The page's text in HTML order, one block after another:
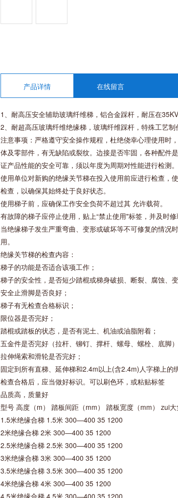
产品详情 在线留言
1、耐高压安全辅助玻璃纤维梯，铝合金踩杆，耐压在
2、耐超高压玻璃纤维绝缘梯，玻璃纤维踩杆，特殊工艺制
注意事项：严格遵守安全操作规程，杜绝侥幸心理使用时
体及零部件，有无缺陷或裂纹。边接是否牢固，各种配件
证产品性能的安全可靠，须以年度为周期对性能进行检测。
使用单位对新购的绝缘关节梯在投入使用前应进行检查，
检查，以确保其始终处于良好状态。
使用梯子前，应确保工作安全负荷不超过其 允许载荷。
有故障的梯子应停止使用，贴上“禁止使用"标签，并及时修
当绝缘梯子发生严重弯曲、变形或破坏等不可修复的情况
用。
绝缘关节梯的检查内容：
梯子的功能是否适合该项工作；
梯子的安全性，是否短少踏棍或梯身破损、断裂、腐蚀、
安全止滑脚是否良好；
梯子有无检查合格标识；
限位器是否完好；
踏棍或踏板的状态，是否有泥土、机油或油脂附着；
五金件是否完好（拉杆、铆钉、撑杆、螺母、螺栓、底脚）
拉伸绳索和滑轮是否完好；
固定到所有直梯、延伸梯和2.4m以上(含2.4m)人字梯上的
检查合格后，应当做好标识。可以刷色环，或粘贴标签
品质高，质量好
型号 高度（m） 踏板间距（mm） 踏板宽度（mm） zui大
1.5米绝缘合梯 1.5米 300—400 35 1200
2米绝缘合梯 2米 300—400 35 1200
2.5米绝缘合梯 2.5米 300—400 35 1200
3米绝缘合梯 3米 300—400 35 1200
3.5米绝缘合梯 3.5米 300—400 35 1200
4米绝缘合梯 4米 300—400 35 1200
4.5米绝缘合梯 4.5米 300—400 35 1200